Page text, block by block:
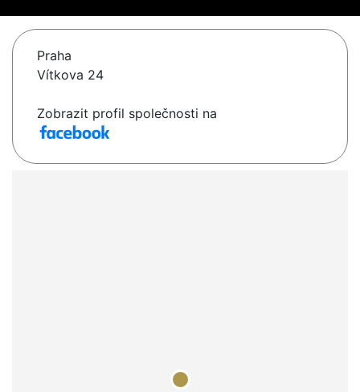
Praha
Vítkova 24
Zobrazit profil společnosti na